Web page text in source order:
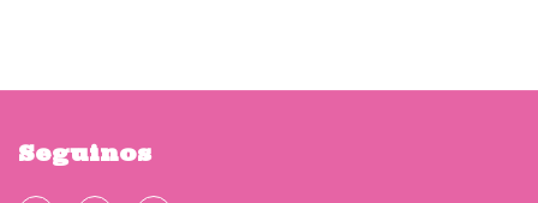
Seguinos